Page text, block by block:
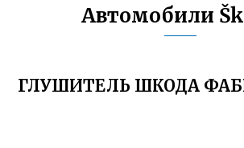
Автомобили
ГЛУШИТЕЛЬ ШКОДА